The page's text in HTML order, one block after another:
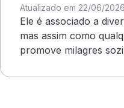
Atualizado em 22/06/2026
Ele é associado a
mas assim como
promove milagres